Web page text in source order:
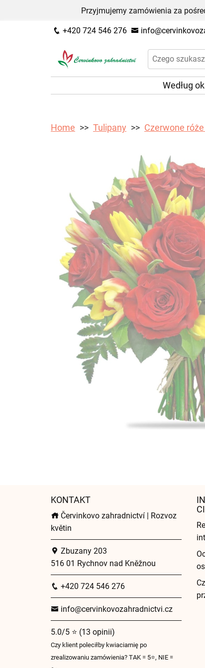
Przyjmujemy zamówienia za
+420 724 546 276
Według
Home Tulipany Czerwone
KONTAKT
Červinkovo zahradnictví | Rozvoz
květin
Zbuzany 203
516 01 Rychnov nad Kněžnou
+420 724 546 276
info@cervinkovozahradnictvi.cz
5.0/5 ⭐ (13 opinii)
Czy klient poleciłby kwiaciarnię po
zrealizowaniu zamówienia? TAK = 5⭐, NIE =